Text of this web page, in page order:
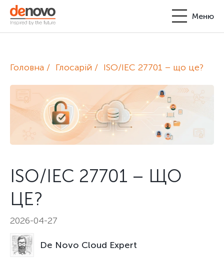
Меню
Партнерство
Блог
+380-44-200-93-39
request@denovo.ua
UA
Головна Глосарій ISO/IEC 27701 – що це?
ISO/IEC 27701 – ЩО
ЦЕ?
2026-04-27
De Novo Cloud Expert